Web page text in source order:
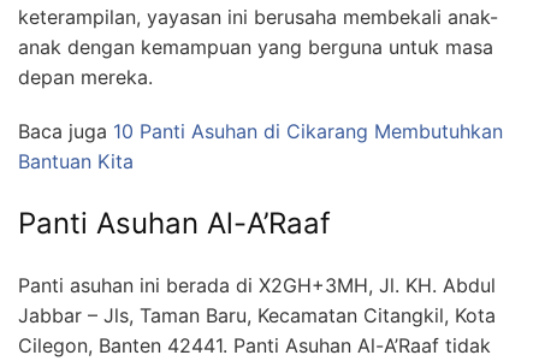
keterampilan, yayasan ini berusaha membekali anak-
anak dengan kemampuan yang berguna untuk masa
depan mereka.
Baca juga 10 Panti Asuhan di Cikarang Membutuhkan
Bantuan Kita
Panti Asuhan Al-A’Raaf
Panti asuhan ini berada di X2GH+3MH, Jl. KH. Abdul
Jabbar – Jls, Taman Baru, Kecamatan Citangkil, Kota
Cilegon, Banten 42441. Panti Asuhan Al-A’Raaf tidak